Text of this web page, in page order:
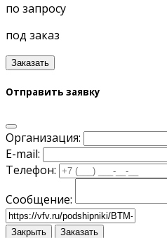
по запросу
под заказ
Заказать
Отправить заявку
Организация:
E-mail:
Телефон:
Сообщение:
Закрыть Заказать